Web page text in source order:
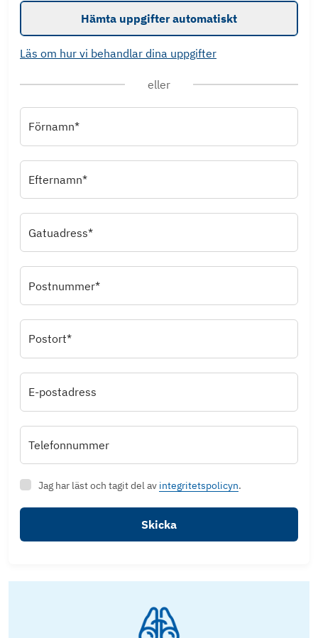
Hämta uppgifter automatiskt
Läs om hur vi behandlar dina uppgifter
eller
Förnamn*
Efternamn*
Gatuadress*
Postnummer*
Postort*
E-postadress
Telefonnummer
Jag har läst och tagit del av integritetspolicyn.
Skicka